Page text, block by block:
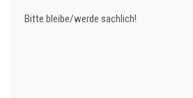
Bitte bleibe/werde sachlich!